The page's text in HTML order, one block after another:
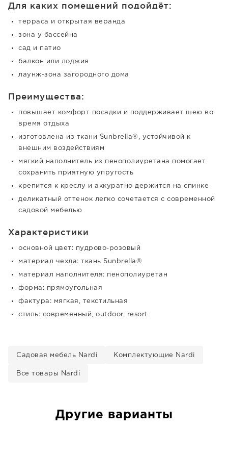
Для каких помещений подойдёт:
терраса и открытая веранда
зона у бассейна
сад и патио
балкон или лоджия
лаунж-зона загородного дома
Преимущества:
повышает комфорт посадки и поддерживает шею во
время отдыха
изготовлена из ткани Sunbrella®, устойчивой к
внешним воздействиям
мягкий наполнитель из пенополиуретана помогает
сохранить приятную упругость
крепится к креслу и аккуратно держится на спинке
деликатный оттенок легко сочетается с современной
садовой мебелью
Характеристики
основной цвет: пудрово-розовый
материал чехла: ткань Sunbrella®
материал наполнителя: пенополиуретан
форма: прямоугольная
фактура: мягкая, текстильная
стиль: современный, outdoor, resort
Садовая мебель Nardi Комплектующие Nardi
Все товары Nardi
Другие варианты